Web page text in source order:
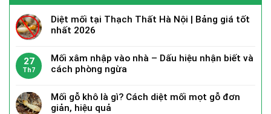
Diệt mối tại Thạch Thất Hà Nội | Bảng giá tốt
nhất 2026
27
Th7
Mối xâm nhập vào nhà – Dấu hiệu nhận biết và
cách phòng ngừa
Mối gỗ khô là gì? Cách diệt mối mọt gỗ đơn
giản, hiệu quả